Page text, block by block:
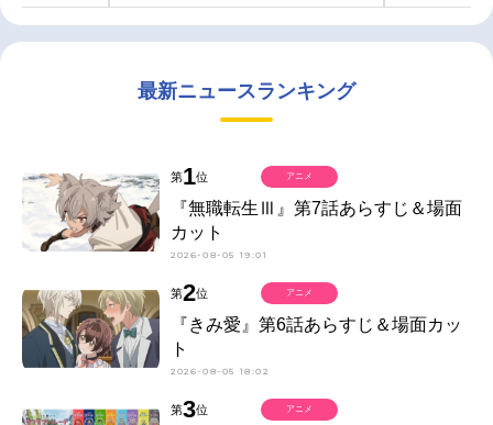
最新ニュースランキング
第1位
『無職転生Ⅲ』第7話あらすじ＆場面
カット
2026-08-05 19:01
アニメ
第2位
『きみ愛』第6話あらすじ＆場面カッ
ト
2026-08-05 18:02
アニメ
第3位 アニメ